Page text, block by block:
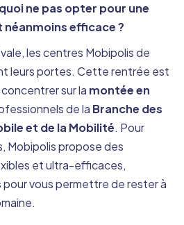
ne pas opter pour une
efficace ?
les centres Mobipolis de
leurs portes. Cette rentrée est
sur la montée en
de la Branche des
et de la Mobilité. Pour
Mobipolis propose des
et ultra-efficaces,
vous permettre de rester à